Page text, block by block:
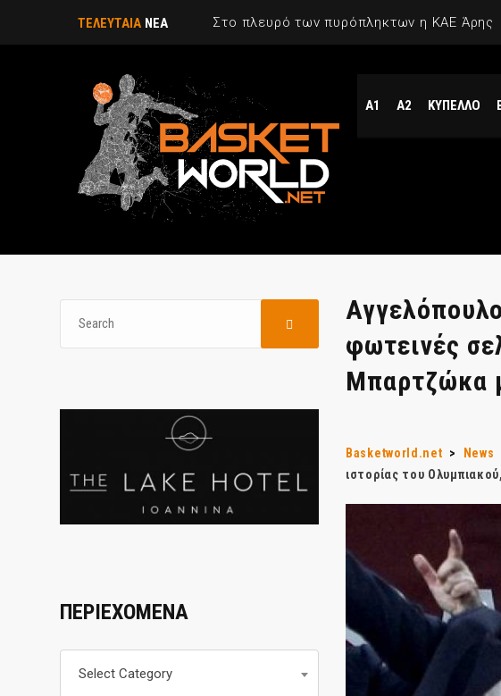
ΤΕΛΕΥΤΑΙΑ ΝΕΑ Στο πλευρό των πυρόπληκτων η ΚΑΕ Άρης
Α1 Α2 ΚΥΠΕΛΛΟ
φωτεινές
Μπαρτζώκα
Basketworld.net > News
ιστορίας του
ΠΕΡΙΕΧΟΜΕΝΑ
Select Category